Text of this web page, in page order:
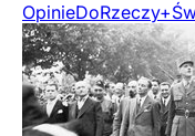
OpinieDoRzeczy+